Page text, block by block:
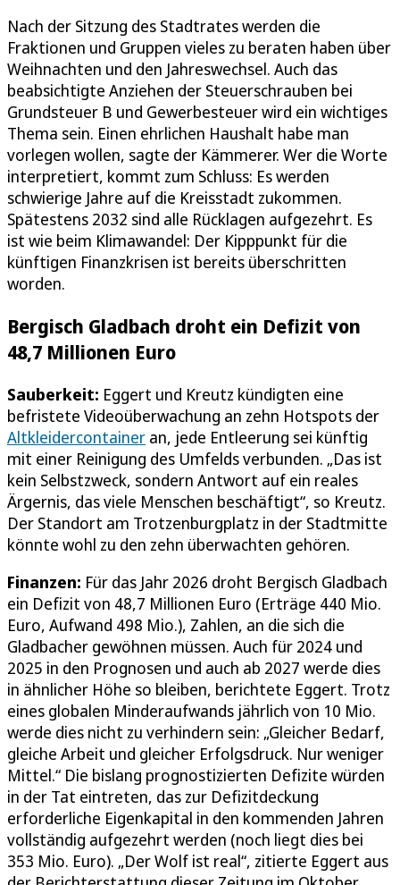
Nach der Sitzung des Stadtrates werden die
Fraktionen und Gruppen vieles zu beraten haben über
Weihnachten und den Jahreswechsel. Auch das
beabsichtigte Anziehen der Steuerschrauben bei
Grundsteuer B und Gewerbesteuer wird ein wichtiges
Thema sein. Einen ehrlichen Haushalt habe man
vorlegen wollen, sagte der Kämmerer. Wer die Worte
interpretiert, kommt zum Schluss: Es werden
schwierige Jahre auf die Kreisstadt zukommen.
Spätestens 2032 sind alle Rücklagen aufgezehrt. Es
ist wie beim Klimawandel: Der Kipppunkt für die
künftigen Finanzkrisen ist bereits überschritten
worden.
Bergisch Gladbach droht ein Defizit von
48,7 Millionen Euro
Sauberkeit: Eggert und Kreutz kündigten eine
befristete Videoüberwachung an zehn Hotspots der
Altkleidercontainer an, jede Entleerung sei künftig
mit einer Reinigung des Umfelds verbunden. „Das ist
kein Selbstzweck, sondern Antwort auf ein reales
Ärgernis, das viele Menschen beschäftigt“, so Kreutz.
Der Standort am Trotzenburgplatz in der Stadtmitte
könnte wohl zu den zehn überwachten gehören.
Finanzen: Für das Jahr 2026 droht Bergisch Gladbach
ein Defizit von 48,7 Millionen Euro (Erträge 440 Mio.
Euro, Aufwand 498 Mio.), Zahlen, an die sich die
Gladbacher gewöhnen müssen. Auch für 2024 und
2025 in den Prognosen und auch ab 2027 werde dies
in ähnlicher Höhe so bleiben, berichtete Eggert. Trotz
eines globalen Minderaufwands jährlich von 10 Mio.
werde dies nicht zu verhindern sein: „Gleicher Bedarf,
gleiche Arbeit und gleicher Erfolgsdruck. Nur weniger
Mittel.“ Die bislang prognostizierten Defizite würden
in der Tat eintreten, das zur Defizitdeckung
erforderliche Eigenkapital in den kommenden Jahren
vollständig aufgezehrt werden (noch liegt dies bei
353 Mio. Euro). „Der Wolf ist real“, zitierte Eggert aus